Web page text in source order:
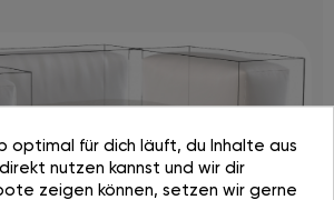
optimal für dich läuft, du Inhalte aus
nutzen kannst und wir dir
zeigen können, setzen wir gerne